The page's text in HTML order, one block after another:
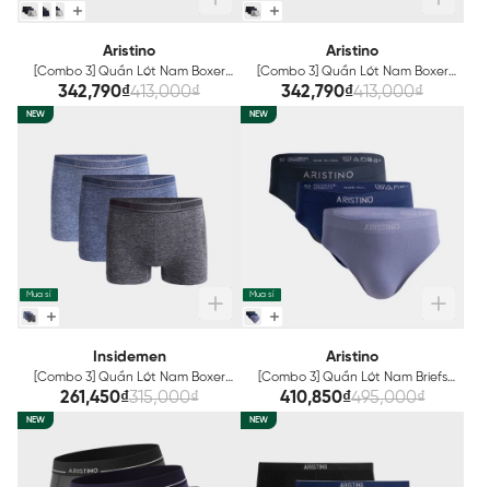
Aristino
[Combo 3] Quần Lót Nam Boxer
Cotton Organic Aristino
ABX001EXP03
342,790₫413,000₫
Aristino
[Combo 3] Quần Lót Nam Boxer
Cotton Organic Aristino
ABX001EXP03
342,790₫413,000₫
NEW
Mua sỉ
Insidemen
[Combo 3] Quần Lót Nam Boxer
Insidemen IBX005EXP03
261,450₫315,000₫
NEW
Mua sỉ
Aristino
[Combo 3] Quần Lót Nam Briefs
Aristino ABF012EXP03
410,850₫495,000₫
NEW NEW